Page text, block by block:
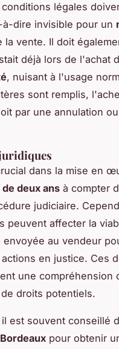
légales
dire invisible pour un
la vente. Il doit
déjà lors de l'achat
, nuisant à l'usage
sont remplis,
par une annulation
dans la mise en
deux ans à compter
judiciaire.
peuvent affecter la
au vendeur
en justice. Ces
une compréhension
droits potentiels.
il est souvent conseillé
pour obtenir